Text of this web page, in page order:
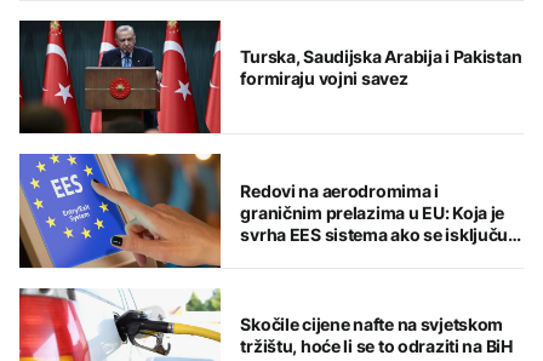
Turska, Saudijska Arabija i Pakistan
formiraju vojni savez
Redovi na aerodromima i
graničnim prelazima u EU: Koja je
svrha EES sistema ako se isključuje
Skočile cijene nafte na svjetskom
tržištu, hoće li se to odraziti na BiH